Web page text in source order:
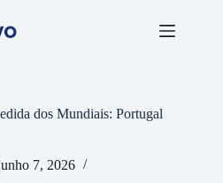
dos Mundiais: Portugal
7, 2026